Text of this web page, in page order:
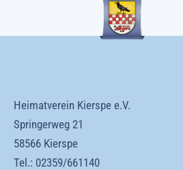
Heimatverein Kierspe e.V.
Springerweg 21
58566 Kierspe
Tel.: 02359/661140